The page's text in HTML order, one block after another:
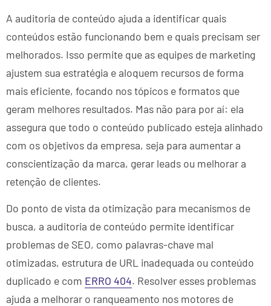
A auditoria de conteúdo ajuda a identificar quais
conteúdos estão funcionando bem e quais precisam ser
melhorados. Isso permite que as equipes de marketing
ajustem sua estratégia e aloquem recursos de forma
mais eficiente, focando nos tópicos e formatos que
geram melhores resultados. Mas não para por aí: ela
assegura que todo o conteúdo publicado esteja alinhado
com os objetivos da empresa, seja para aumentar a
conscientização da marca, gerar leads ou melhorar a
retenção de clientes.
Do ponto de vista da otimização para mecanismos de
busca, a auditoria de conteúdo permite identificar
problemas de SEO, como palavras-chave mal
otimizadas, estrutura de URL inadequada ou conteúdo
duplicado e com ERRO 404. Resolver esses problemas
ajuda a melhorar o ranqueamento nos motores de